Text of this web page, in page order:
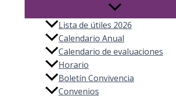
Lista de útiles 2026
Calendario Anual
Calendario de evaluaciones
Horario
Boletín Convivencia
Convenios